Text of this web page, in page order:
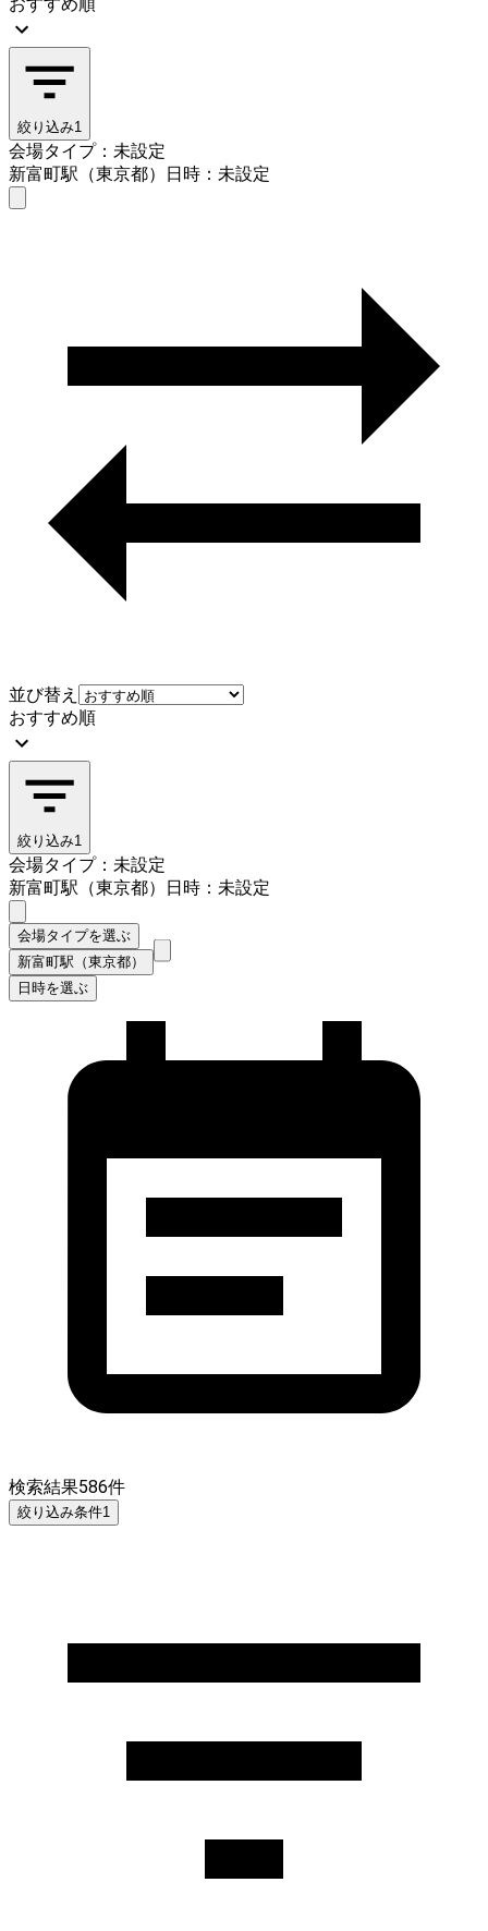
絞り込み1
会場タイプ：未設定
新富町駅（東京都）
日時：未設定
並び替え
おすすめ順
絞り込み1
会場タイプ：未設定
新富町駅（東京都）
日時：未設定
会場タイプを選ぶ
新富町駅（東京都）
日時を選ぶ
検索結果586件
絞り込み条件1